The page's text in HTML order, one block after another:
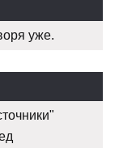
уже.